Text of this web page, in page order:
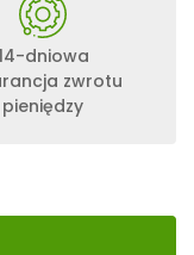
dniowa
zwrotu
pieniędzy